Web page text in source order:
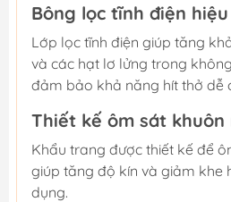
Bông lọc tĩnh điện
Lớp lọc tĩnh điện giúp tăng
và các hạt lơ lửng trong
đảm bảo khả năng hít thở dễ
Thiết kế ôm sát khuôn
Khẩu trang được thiết kế để
giúp tăng độ kín và giảm khe
dụng.